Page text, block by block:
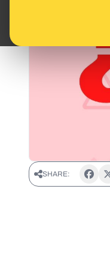
SHARE: